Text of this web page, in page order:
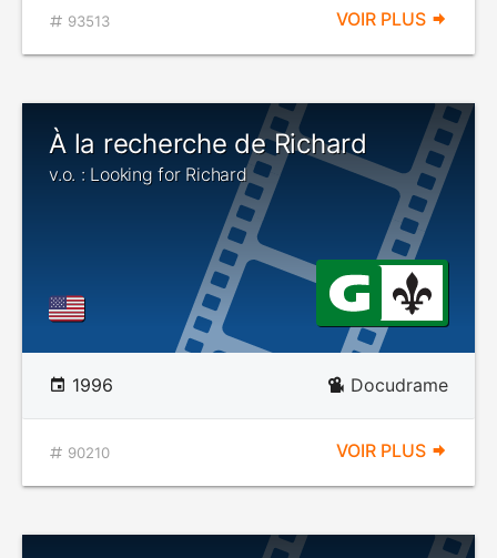
93513 VOIR PLUS
À la recherche de Richard
v.o. : Looking for Richard
1996 Docudrame
90210 VOIR PLUS